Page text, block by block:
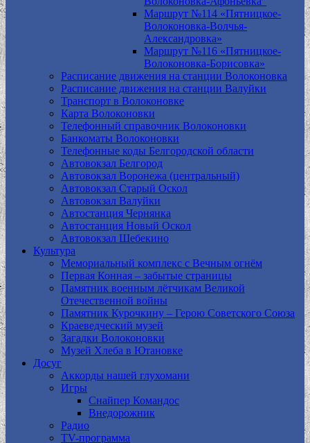
Маршрут №114 «Пятницкое-
Волоконовка-Волчья-
Александровка»
Маршрут №116 «Пятницкое-
Волоконовка-Борисовка»
Расписание движения на станции Волоконовка
Расписание движения на станции Валуйки
Транспорт в Волоконовке
Карта Волоконовки
Телефонный справочник Волоконовки
Банкоматы Волоконовки
Телефонные коды Белгородской области
Автовокзал Белгород
Автовокзал Воронежа (центральный)
Автовокзал Старый Оскол
Автовокзал Валуйки
Автостанция Чернянка
Автостанция Новый Оскол
Автовокзал Шебекино
Культура
Мемориальный комплекс с Вечным огнём
Первая Конная – забытые страницы
Памятник военным лётчикам Великой
Отечественной войны
Памятник Курочкину – Герою Советского Союза
Краеведческий музей
Загадки Волоконовки
Музей Хлеба в Ютановке
Досуг
Аккорды нашей глухомани
Игры
Снайпер Командос
Внедорожник
Радио
TV-программа